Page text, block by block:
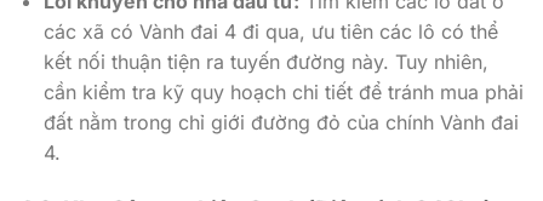
các xã có Vành đai 4 đi qua, ưu tiên các lô có thể
kết nối thuận tiện ra tuyến đường này. Tuy nhiên,
cần kiểm tra kỹ quy hoạch chi tiết để tránh mua phải
đất nằm trong chỉ giới đường đỏ của chính Vành đai
4.